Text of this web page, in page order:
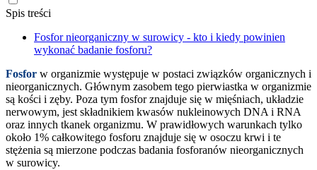
Spis treści
Fosfor nieorganiczny w surowicy - kto i kiedy powinien
wykonać badanie fosforu?
Fosfor w organizmie występuje w postaci związków organicznych i
nieorganicznych. Głównym zasobem tego pierwiastka w organizmie
są kości i zęby. Poza tym fosfor znajduje się w mięśniach, układzie
nerwowym, jest składnikiem kwasów nukleinowych DNA i RNA
oraz innych tkanek organizmu. W prawidłowych warunkach tylko
około 1% całkowitego fosforu znajduje się w osoczu krwi i te
stężenia są mierzone podczas badania fosforanów nieorganicznych
w surowicy.